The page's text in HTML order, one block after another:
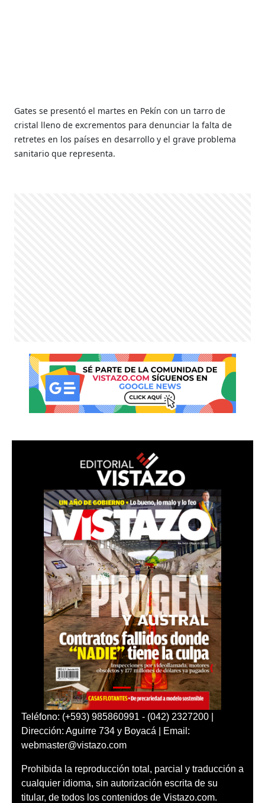
Gates se presentó el martes en Pekín con un tarro de
cristal lleno de excrementos para denunciar la falta de
retretes en los países en desarrollo y el grave problema
sanitario que representa.
Teléfono: (+593) 985860991 - (042) 2327200 |
Dirección: Aguirre 734 y Boyacá | Email:
webmaster@vistazo.com
Prohibida la reproducción total, parcial y traducción a
cualquier idioma, sin autorización escrita de su
titular, de todos los contenidos de Vistazo.com.